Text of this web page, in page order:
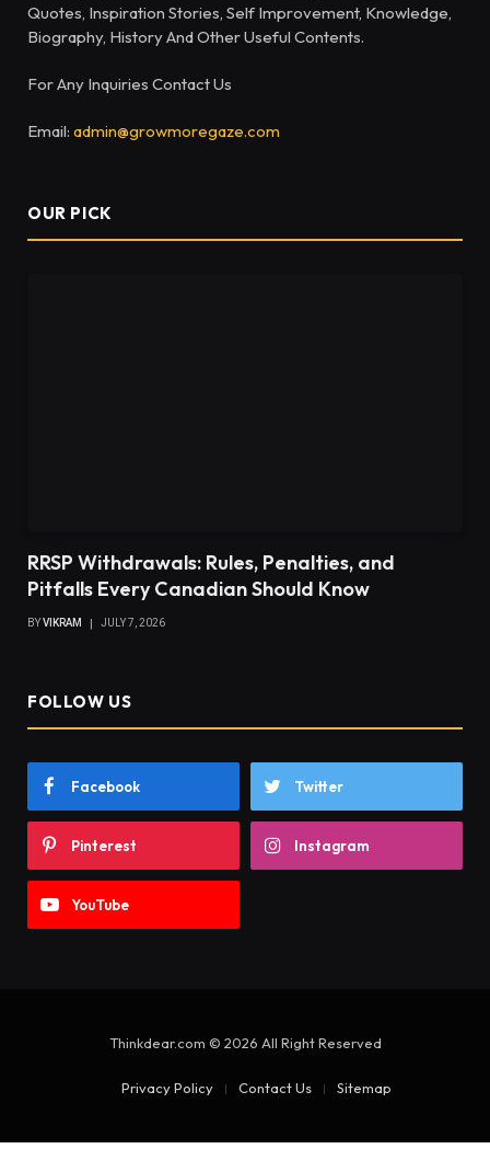
Quotes, Inspiration Stories, Self Improvement, Knowledge,
Biography, History And Other Useful Contents.
For Any Inquiries Contact Us
Email: admin@growmoregaze.com
OUR PICK
RRSP Withdrawals: Rules, Penalties, and
Pitfalls Every Canadian Should Know
BYVIKRAM JULY 7, 2026
FOLLOW US
Facebook Twitter
Pinterest Instagram
YouTube
Thinkdear.com © 2026 All Right Reserved
Privacy Policy Contact Us Sitemap